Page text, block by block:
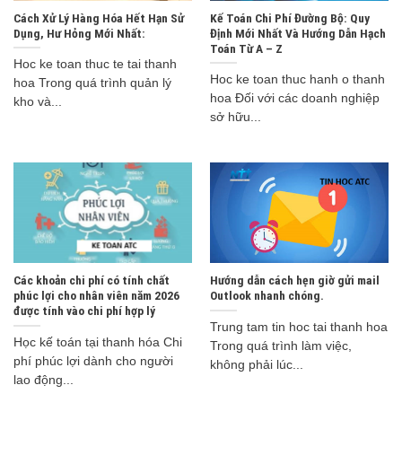
Cách Xử Lý Hàng Hóa Hết Hạn Sử
Dụng, Hư Hỏng Mới Nhất:
Hoc ke toan thuc te tai thanh
hoa Trong quá trình quản lý
kho và...
Kế Toán Chi Phí Đường Bộ: Quy
Định Mới Nhất Và Hướng Dẫn Hạch
Toán Từ A – Z
Hoc ke toan thuc hanh o thanh
hoa Đối với các doanh nghiệp
sở hữu...
Các khoản chi phí có tính chất
phúc lợi cho nhân viên năm 2026
được tính vào chi phí hợp lý
Học kế toán tại thanh hóa Chi
phí phúc lợi dành cho người
lao động...
Hướng dẫn cách hẹn giờ gửi mail
Outlook nhanh chóng.
Trung tam tin hoc tai thanh hoa
Trong quá trình làm việc,
không phải lúc...